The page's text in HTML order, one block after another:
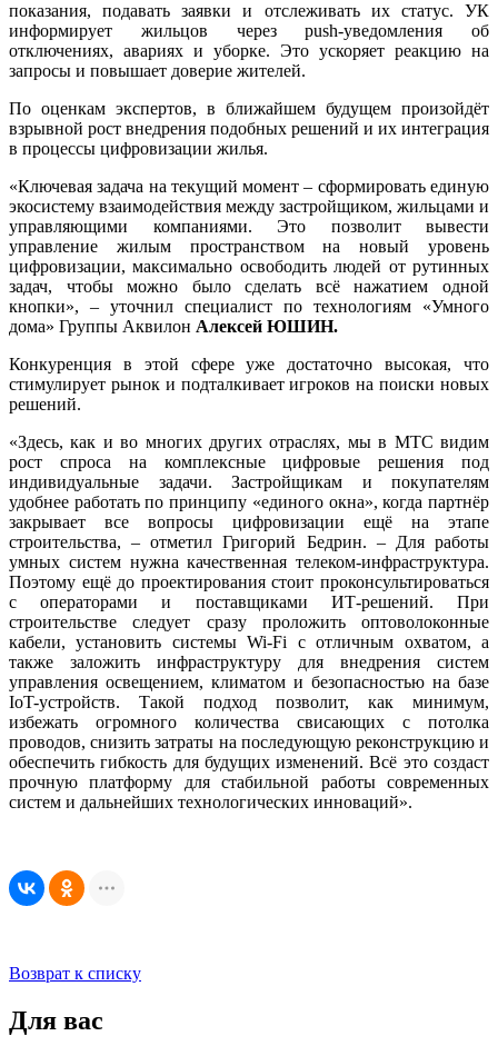
показания, подавать заявки и отслеживать их статус. УК
информирует жильцов через push-уведомления об
отключениях, авариях и уборке. Это ускоряет реакцию на
запросы и повышает доверие жителей.
По оценкам экспертов, в ближайшем будущем произойдёт
взрывной рост внедрения подобных решений и их интеграция
в процессы цифровизации жилья.
«Ключевая задача на текущий момент – сформировать единую
экосистему взаимодействия между застройщиком, жильцами и
управляющими компаниями. Это позволит вывести
управление жилым пространством на новый уровень
цифровизации, максимально освободить людей от рутинных
задач, чтобы можно было сделать всё нажатием одной
кнопки», – уточнил специалист по технологиям «Умного
дома» Группы Аквилон Алексей ЮШИН.
Конкуренция в этой сфере уже достаточно высокая, что
стимулирует рынок и подталкивает игроков на поиски новых
решений.
«Здесь, как и во многих других отраслях, мы в МТС видим
рост спроса на комплексные цифровые решения под
индивидуальные задачи. Застройщикам и покупателям
удобнее работать по принципу «единого окна», когда партнёр
закрывает все вопросы цифровизации ещё на этапе
строительства, – отметил Григорий Бедрин. – Для работы
умных систем нужна качественная телеком-инфраструктура.
Поэтому ещё до проектирования стоит проконсультироваться
с операторами и поставщиками ИТ-решений. При
строительстве следует сразу проложить оптоволоконные
кабели, установить системы Wi-Fi с отличным охватом, а
также заложить инфраструктуру для внедрения систем
управления освещением, климатом и безопасностью на базе
IoT-устройств. Такой подход позволит, как минимум,
избежать огромного количества свисающих с потолка
проводов, снизить затраты на последующую реконструкцию и
обеспечить гибкость для будущих изменений. Всё это создаст
прочную платформу для стабильной работы современных
систем и дальнейших технологических инноваций».
Возврат к списку
Для вас